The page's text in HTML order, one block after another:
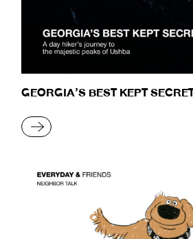
GEORGIA’S BEST KEPT
READ MORE